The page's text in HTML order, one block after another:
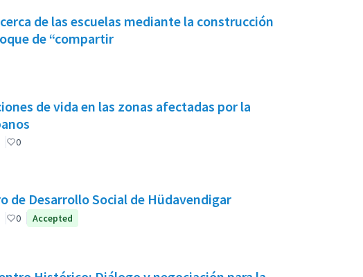
de las escuelas mediante la construcción
de “compartir
de vida en las zonas afectadas por la
0
de Desarrollo Social de Hüdavendigar
0 Accepted